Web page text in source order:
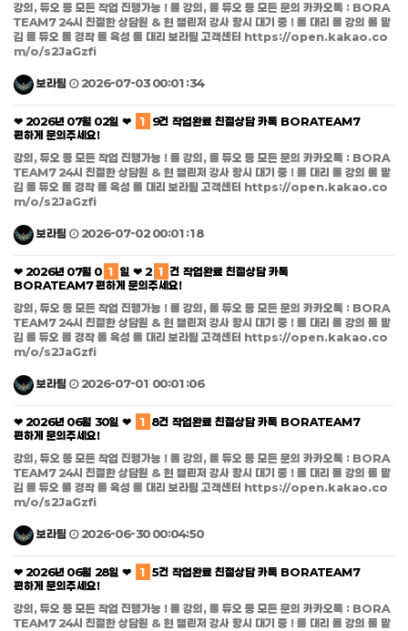
강의, 듀오 등 모든 작업 진행가능 ! 롤 강의, 롤 듀오 등 모든 문의 카카오톡 : BORA
TEAM7 24시 친절한 상담원 & 현 챌린저 강사 항시 대기 중 ! 롤 대리 롤 강의 롤 맡
김 롤 듀오 롤 경작 롤 육성 롤 대리 보라팀 고객센터 https://open.kakao.co
m/o/s2JaGzfi
보라팀 2026-07-03 00:01:34
❤ 2026년 07월 02일 ❤ 1
9건 작업완료 친절상담 카톡 BORATEAM7
편하게 문의주세요!
강의, 듀오 등 모든 작업 진행가능 ! 롤 강의, 롤 듀오 등 모든 문의 카카오톡 : BORA
TEAM7 24시 친절한 상담원 & 현 챌린저 강사 항시 대기 중 ! 롤 대리 롤 강의 롤 맡
김 롤 듀오 롤 경작 롤 육성 롤 대리 보라팀 고객센터 https://open.kakao.co
m/o/s2JaGzfi
보라팀 2026-07-02 00:01:18
❤ 2026년 07월 0 1 일 ❤ 2 1 건 작업완료 친절상담 카톡
BORATEAM7 편하게 문의주세요!
강의, 듀오 등 모든 작업 진행가능 ! 롤 강의, 롤 듀오 등 모든 문의 카카오톡 : BORA
TEAM7 24시 친절한 상담원 & 현 챌린저 강사 항시 대기 중 ! 롤 대리 롤 강의 롤 맡
김 롤 듀오 롤 경작 롤 육성 롤 대리 보라팀 고객센터 https://open.kakao.co
m/o/s2JaGzfi
보라팀 2026-07-01 00:01:06
❤ 2026년 06월 30일 ❤ 1 8건 작업완료 친절상담 카톡 BORATEAM7
편하게 문의주세요!
강의, 듀오 등 모든 작업 진행가능 ! 롤 강의, 롤 듀오 등 모든 문의 카카오톡 : BORA
TEAM7 24시 친절한 상담원 & 현 챌린저 강사 항시 대기 중 ! 롤 대리 롤 강의 롤 맡
김 롤 듀오 롤 경작 롤 육성 롤 대리 보라팀 고객센터 https://open.kakao.co
m/o/s2JaGzfi
보라팀 2026-06-30 00:04:50
❤ 2026년 06월 28일 ❤ 1 5건 작업완료 친절상담 카톡 BORATEAM7
편하게 문의주세요!
강의, 듀오 등 모든 작업 진행가능 ! 롤 강의, 롤 듀오 등 모든 문의 카카오톡 : BORA
TEAM7 24시 친절한 상담원 & 현 챌린저 강사 항시 대기 중 ! 롤 대리 롤 강의 롤 맡